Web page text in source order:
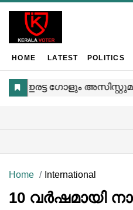
HOME LATEST POLITICS
Home International
10 വർഷമായി